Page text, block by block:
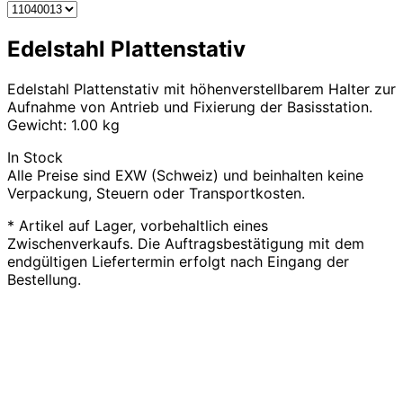
Edelstahl Plattenstativ
Edelstahl Plattenstativ mit höhenverstellbarem Halter zur
Aufnahme von Antrieb und Fixierung der Basisstation.
Gewicht: 1.00 kg
In Stock
Alle Preise sind EXW (Schweiz) und beinhalten keine
Verpackung, Steuern oder Transportkosten.
* Artikel auf Lager, vorbehaltlich eines
Zwischenverkaufs. Die Auftragsbestätigung mit dem
endgültigen Liefertermin erfolgt nach Eingang der
Bestellung.